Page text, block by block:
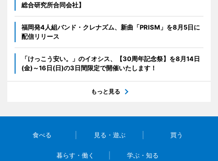
総合研究所合同会社】
福岡発4人組バンド・クレナズム、新曲「PRISM」を8月5日に
配信リリース
「けっこう安い。」のイオシス、【30周年記念祭】を8月14日
(金)～16日(日)の3日間限定で開催いたします！
もっと見る
食べる 見る・遊ぶ 買う
暮らす・働く 学ぶ・知る